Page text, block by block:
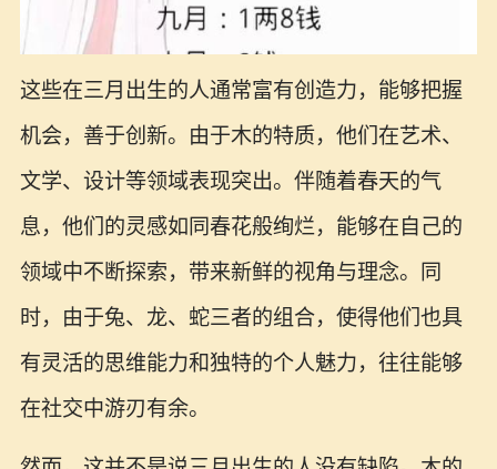
这些在三月出生的人通常富有创造力，能够把握
机会，善于创新。由于木的特质，他们在艺术、
文学、设计等领域表现突出。伴随着春天的气
息，他们的灵感如同春花般绚烂，能够在自己的
领域中不断探索，带来新鲜的视角与理念。同
时，由于兔、龙、蛇三者的组合，使得他们也具
有灵活的思维能力和独特的个人魅力，往往能够
在社交中游刃有余。